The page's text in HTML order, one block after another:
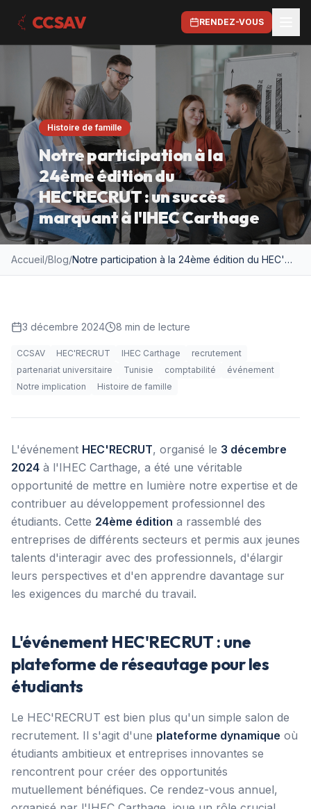
CCSAV RENDEZ-VOUS
Histoire de famille
Notre participation à la
24ème édition du
HEC'RECRUT : un succès
marquant à l'IHEC Carthage
Accueil/Blog/ Notre participation à la 24ème édition du HEC'RECRUT : un succès marquant à l'IHEC Carthage
3 décembre 2024 8 min de lecture
CCSAV HEC'RECRUT IHEC Carthage
recrutement
partenariat universitaire
Tunisie comptabilité
événement
Notre implication
Histoire de famille
L'événement HEC'RECRUT, organisé le 3 décembre
2024 à l'IHEC Carthage, a été une véritable
opportunité de mettre en lumière notre expertise et de
contribuer au développement professionnel des
étudiants. Cette 24ème édition a rassemblé des
entreprises de différents secteurs et permis aux jeunes
talents d'interagir avec des professionnels, d'élargir
leurs perspectives et d'en apprendre davantage sur
les exigences du marché du travail.
L'événement HEC'RECRUT : une
plateforme de réseautage pour les
étudiants
Le HEC'RECRUT est bien plus qu'un simple salon de
recrutement. Il s'agit d'une plateforme dynamique où
étudiants ambitieux et entreprises innovantes se
rencontrent pour créer des opportunités
mutuellement bénéfiques. Ce rendez-vous annuel,